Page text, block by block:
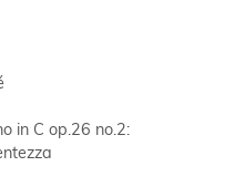
in C op.26 no.2: